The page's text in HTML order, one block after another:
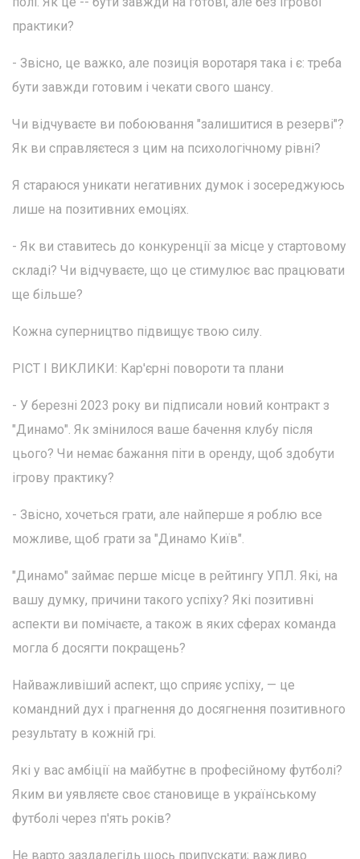
практики?
- Звісно, це важко, але позиція воротаря така і є: треба
бути завжди готовим і чекати свого шансу.
Чи відчуваєте ви побоювання "залишитися в резерві"?
Як ви справляєтеся з цим на психологічному рівні?
Я стараюся уникати негативних думок і зосереджуюсь
лише на позитивних емоціях.
- Як ви ставитесь до конкуренції за місце у стартовому
складі? Чи відчуваєте, що це стимулює вас працювати
ще більше?
Кожна суперництво підвищує твою силу.
РІСТ І ВИКЛИКИ: Кар'єрні повороти та плани
- У березні 2023 року ви підписали новий контракт з
"Динамо". Як змінилося ваше бачення клубу після
цього? Чи немає бажання піти в оренду, щоб здобути
ігрову практику?
- Звісно, хочеться грати, але найперше я роблю все
можливе, щоб грати за "Динамо Київ".
"Динамо" займає перше місце в рейтингу УПЛ. Які, на
вашу думку, причини такого успіху? Які позитивні
аспекти ви помічаєте, а також в яких сферах команда
могла б досягти покращень?
Найважливіший аспект, що сприяє успіху, — це
командний дух і прагнення до досягнення позитивного
результату в кожній грі.
Які у вас амбіції на майбутнє в професійному футболі?
Яким ви уявляєте своє становище в українському
футболі через п'ять років?
Не варто заздалегідь щось припускати; важливо